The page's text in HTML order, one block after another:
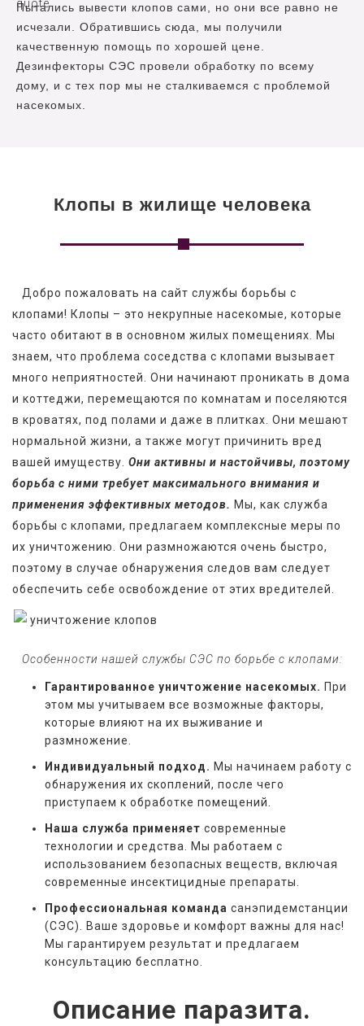
Пытались вывести клопов сами, но они все равно не
исчезали. Обратившись сюда, мы получили
качественную помощь по хорошей цене.
Дезинфекторы СЭС провели обработку по всему
дому, и с тех пор мы не сталкиваемся с проблемой
насекомых.
Клопы в жилище человека
Добро пожаловать на сайт службы борьбы с
клопами! Клопы – это некрупные насекомые, которые
часто обитают в в основном жилых помещениях. Мы
знаем, что проблема соседства с клопами вызывает
много неприятностей. Они начинают проникать в дома
и коттеджи, перемещаются по комнатам и поселяются
в кроватях, под полами и даже в плитках. Они мешают
нормальной жизни, а также могут причинить вред
вашей имуществу. Они активны и настойчивы, поэтому
борьба с ними требует максимального внимания и
применения эффективных методов. Мы, как служба
борьбы с клопами, предлагаем комплексные меры по
их уничтожению. Они размножаются очень быстро,
поэтому в случае обнаружения следов вам следует
обеспечить себе освобождение от этих вредителей.
Особенности нашей службы СЭС по борьбе с клопами:
Гарантированное уничтожение насекомых. При
этом мы учитываем все возможные факторы,
которые влияют на их выживание и
размножение.
Индивидуальный подход. Мы начинаем работу с
обнаружения их скоплений, после чего
приступаем к обработке помещений.
Наша служба применяет современные
технологии и средства. Мы работаем с
использованием безопасных веществ, включая
современные инсектицидные препараты.
Профессиональная команда санэпидемстанции
(СЭС). Ваше здоровье и комфорт важны для нас!
Мы гарантируем результат и предлагаем
консультацию бесплатно.
Описание паразита.